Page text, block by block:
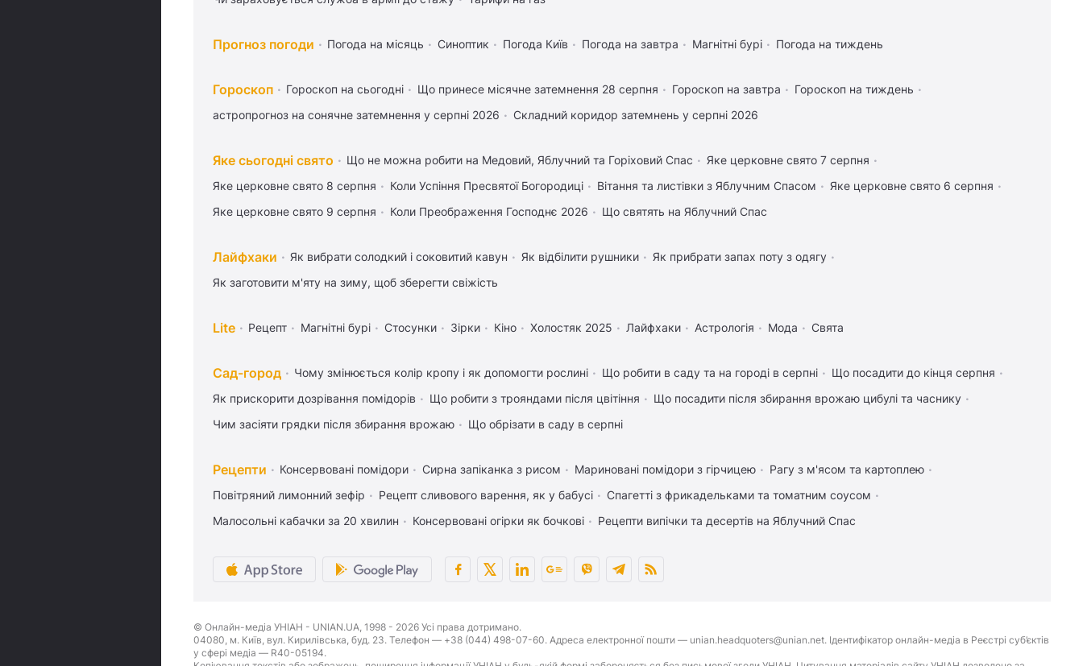
Прогноз погоди Погода на місяць Синоптик Погода Київ Погода на завтра Магнітні бурі Погода на тиждень
Гороскоп Гороскоп на сьогодні Що принесе місячне затемнення 28 серпня Гороскоп на завтра
Гороскоп на тиждень
астропрогноз на сонячне затемнення у серпні 2026
Складний коридор затемнень у серпні 2026
Яке сьогодні свято Що не можна робити на Медовий, Яблучний та Горіховий Спас
Яке церковне свято 7 серпня
Яке церковне свято 8 серпня
Коли Успіння Пресвятої Богородиці Вітання та листівки з Яблучним Спасом
Яке церковне свято 6 серпня
Яке церковне свято 9 серпня
Коли Преображення Господнє 2026 Що святять на Яблучний Спас
Лайфхаки Як вибрати солодкий і соковитий кавун Як відбілити рушники
Як прибрати запах поту з одягу
Як заготовити м'яту на зиму, щоб зберегти свіжість
Lite Рецепт Магнітні бурі Стосунки Зірки Кіно Холостяк 2025 Лайфхаки Астрологія Мода Свята
Сад-город Чому змінюється колір кропу і як допомогти рослині Що робити в саду та на городі в серпні
Що посадити до кінця серпня
Як прискорити дозрівання помідорів
Що робити з трояндами після цвітіння
Що посадити після збирання врожаю цибулі та часнику
Чим засіяти грядки після збирання врожаю
Що обрізати в саду в серпні
Рецепти Консервовані помідори Сирна запіканка з рисом Мариновані помідори з гірчицею
Рагу з м'ясом та картоплею
Повітряний лимонний зефір
Рецепт сливового варення, як у бабусі
Спагетті з фрикадельками та томатним соусом
Малосольні кабачки за 20 хвилин
Консервовані огірки як бочкові Рецепти випічки та десертів на Яблучний Спас
© Онлайн-медіа УНІАН - UNIAN.UA, 1998 - 2026 Усі права дотримано.
04080, м. Київ, вул. Кирилівська, буд. 23. Телефон — +38 (044) 498-07-60. Адреса електронної пошти — unian.headquoters@unian.net. Ідентифікатор онлайн-медіа в Реєстрі суб’єктів
у сфері медіа — R40-05194.